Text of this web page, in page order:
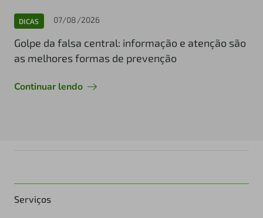
DICAS 07/08/2026
Golpe da falsa central: informação e atenção são
as melhores formas de prevenção
Continuar lendo
Serviços